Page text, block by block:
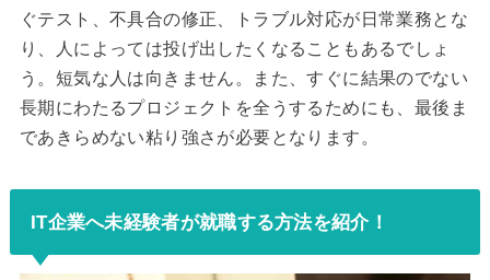
ぐテスト、不具合の修正、トラブル対応が日常業務とな
り、人によっては投げ出したくなることもあるでしょ
う。短気な人は向きません。また、すぐに結果のでない
長期にわたるプロジェクトを全うするためにも、最後ま
であきらめない粘り強さが必要となります。
IT企業へ未経験者が就職する方法を紹介！